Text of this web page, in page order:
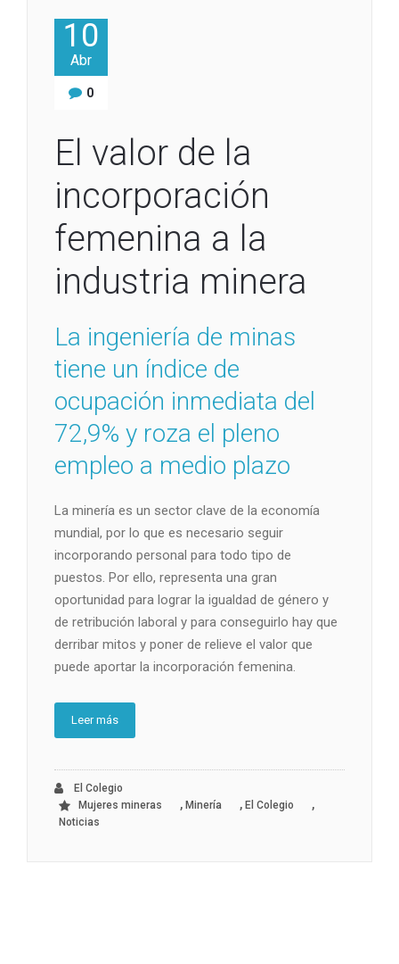
10
Abr
0
El valor de la
incorporación
femenina a la
industria minera
La ingeniería de minas
tiene un índice de
ocupación inmediata del
72,9% y roza el pleno
empleo a medio plazo
La minería es un sector clave de la economía
mundial, por lo que es necesario seguir
incorporando personal para todo tipo de
puestos. Por ello, representa una gran
oportunidad para lograr la igualdad de género y
de retribución laboral y para conseguirlo hay que
derribar mitos y poner de relieve el valor que
puede aportar la incorporación femenina.
Leer más
El Colegio
Mujeres mineras
, Minería , El Colegio ,
Noticias